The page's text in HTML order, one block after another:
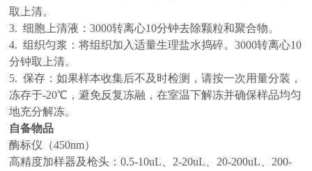
取上清。
3.细胞上清液：3000转离心10分钟去除颗粒和聚合物。
4.组织匀浆：将组织加入适量生理盐水捣碎。3000转离心10
分钟取上清。
5.保存：如果样本收集后不及时检测，请按一次用量分装，
冻存于-20℃，避免反复冻融，在室温下解冻并确保样品均匀
地充分解冻。
自备物品
酶标仪（450nm）
高精度加样器及枪头：0.5-10uL、2-20uL、20-200uL、200-